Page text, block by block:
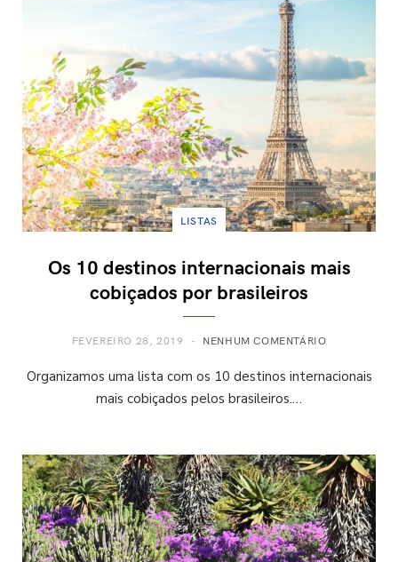
LISTAS
Os 10 destinos internacionais mais
cobiçados por brasileiros
FEVEREIRO 28, 2019 NENHUM COMENTÁRIO
Organizamos uma lista com os 10 destinos internacionais
mais cobiçados pelos brasileiros.…